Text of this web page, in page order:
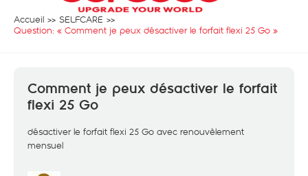
Accueil
SELFCARE
Question: « Comment je peux désactiver le forfait flexi 25 Go »
Comment je peux désactiver le forfait
flexi 25 Go
désactiver le forfait flexi 25 Go avec renouvèlement
mensuel